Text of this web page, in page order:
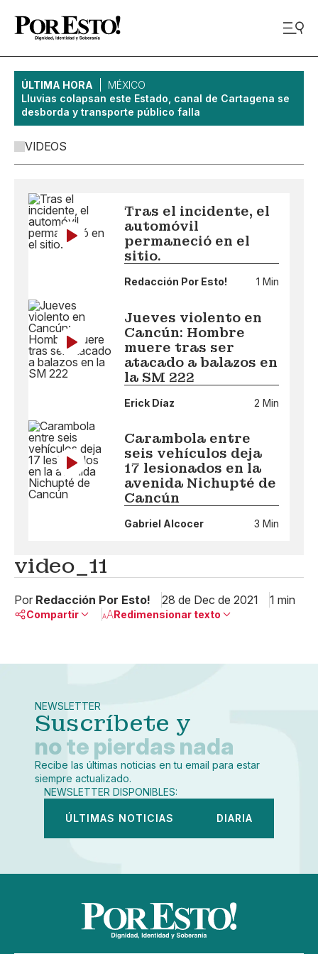
ÚLTIMA HORA
MÉXICO
Lluvias colapsan este Estado, canal de Cartagena se
desborda y transporte público falla
VIDEOS
Tras el incidente, el
automóvil
permaneció en el
sitio.
Redacción Por Esto! 1 Min
Jueves violento en
Cancún: Hombre
muere tras ser
atacado a balazos en
la SM 222
Erick Díaz 2 Min
Carambola entre
seis vehículos deja
17 lesionados en la
avenida Nichupté de
Cancún
Gabriel Alcocer 3 Min
video_11
Por Redacción Por Esto! 28 de Dec de 2021 1 min
Compartir
Copiar enlace
Redimensionar texto
NEWSLETTER
Suscríbete y
no te pierdas nada
Recibe las últimas noticias en tu email para estar
siempre actualizado.
NEWSLETTER DISPONIBLES:
ÚLTIMAS NOTICIAS DIARIA